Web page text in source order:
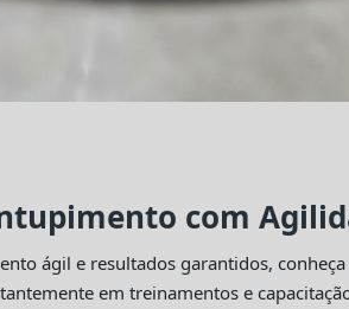
com
ágil e resultados garantidos,
em treinamentos e